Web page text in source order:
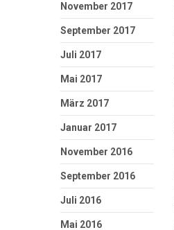
November 2017
September 2017
Juli 2017
Mai 2017
März 2017
Januar 2017
November 2016
September 2016
Juli 2016
Mai 2016